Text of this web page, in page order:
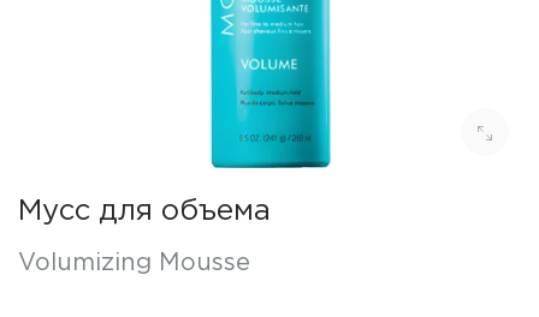
Мусс для объема
Volumizing Mousse